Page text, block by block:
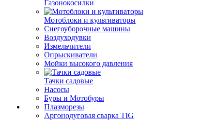
Газонокосилки
Мотоблоки и культиваторы
Снегоуборочные машины
Воздуходувки
Измельчители
Опрыскиватели
Мойки высокого давления
Тачки садовые
Насосы
Буры и Мотобуры
Плазморезы
Аргонодуговая сварка TIG